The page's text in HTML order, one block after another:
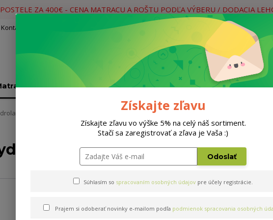
POSTELE ZA 400€ - CENA MATRACU A ROŠTU PODĽA VÝBERU / DODACIA
Kontakty
Hľadať
Neviete si rady? Zavolajte.
Rošty Doplnky Postele
T4 120x200cm
T4 120x200cm
Získajte zľavu
Získajte zľavu vo výške 5% na celý náš sortiment.
Stačí sa zaregistrovať a zľava je Vaša :)
Odoslať
Súhlasím so spracovaním osobných údajov pre účely registrácie.
Prajem si odoberať novinky e-mailom podľa podmienok spracovania osobných